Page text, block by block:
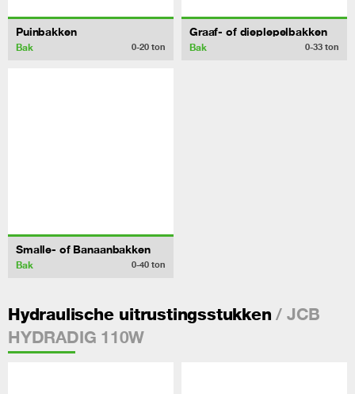
Puinbakken
Bak 0-20 ton
Graaf- of dieplepelbakken
Bak 0-33 ton
Smalle- of Banaanbakken
Bak 0-40 ton
Hydraulische uitrustingsstukken / JCB
HYDRADIG 110W